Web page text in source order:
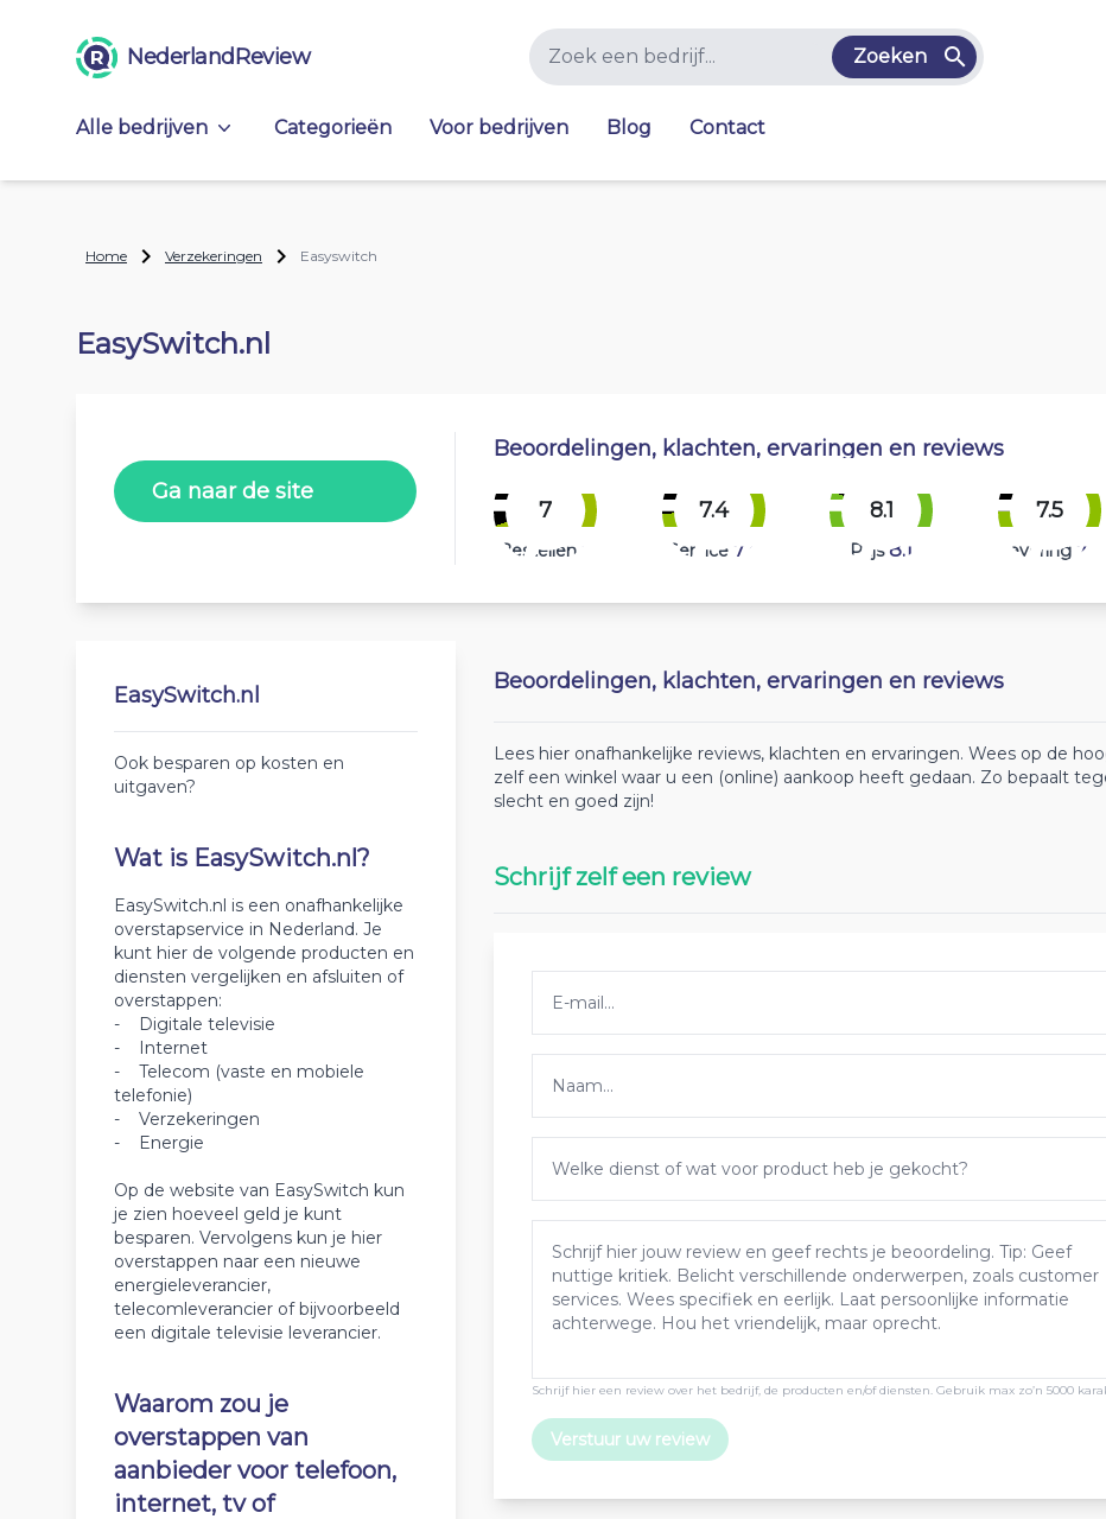
NederlandReview Zoeken
Alle bedrijven Categorieën Voor bedrijven Blog Contact
Home Verzekeringen Easyswitch
EasySwitch.nl
Ga naar de site
Beoordelingen, klachten, ervaringen en reviews
7
Bestellen
7.4
Service 7.4
8.1
Prijs 8.1
7.5
Levering 7.5
EasySwitch.nl
Ook besparen op kosten en
uitgaven?
Wat is EasySwitch.nl?
EasySwitch.nl is een onafhankelijke
overstapservice in Nederland. Je
kunt hier de volgende producten en
diensten vergelijken en afsluiten of
overstappen:
- Digitale televisie
- Internet
- Telecom (vaste en mobiele
telefonie)
- Verzekeringen
- Energie
Op de website van EasySwitch kun
je zien hoeveel geld je kunt
besparen. Vervolgens kun je hier
overstappen naar een nieuwe
energieleverancier,
telecomleverancier of bijvoorbeeld
een digitale televisie leverancier.
Waarom zou je
overstappen van
aanbieder voor telefoon,
internet, tv of
Beoordelingen, klachten, ervaringen en reviews
Lees hier onafhankelijke reviews, klachten en ervaringen. Wees op de
zelf een winkel waar u een (online) aankoop heeft gedaan. Zo bepaalt
slecht en goed zijn!
Schrijf zelf een review
Schrijf hier een review over het bedrijf, de producten en/of diensten. Gebruik max zo’n 5000
Verstuur uw review